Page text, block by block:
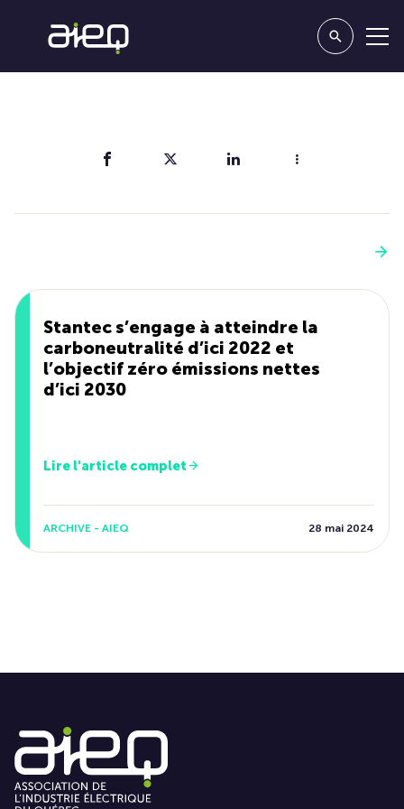
Stantec s’engage à atteindre la
carboneutralité d’ici 2022 et
l’objectif zéro émissions nettes
d’ici 2030
Lire l'article complet
ARCHIVE - AIEQ 28 mai 2024